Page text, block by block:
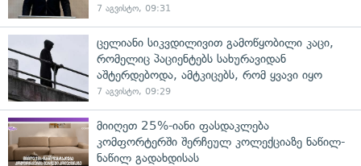
7 აგვისტო, 09:31
ცელიანი სიკვდილივით გამოწყობილი კაცი,
რომელიც პაციენტებს სახურავიდან
აშტერდებოდა, ამტკიცებს, რომ ყვავი იყო
7 აგვისტო, 09:29
მიიღეთ 25%-იანი ფასდაკლება
კომფორტერში შერჩეულ კოლექციაზე ნაწილ-
ნაწილ გადახდისას